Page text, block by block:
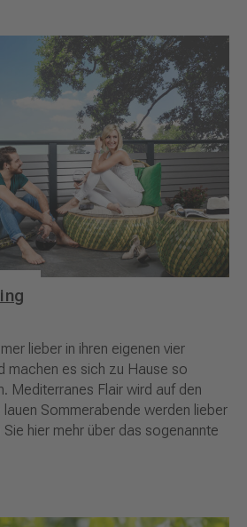
lieber in ihren eigenen vier
machen es sich zu Hause so
Mediterranes Flair wird auf den
lauen Sommerabende werden lieber
hier mehr über das sogenannte